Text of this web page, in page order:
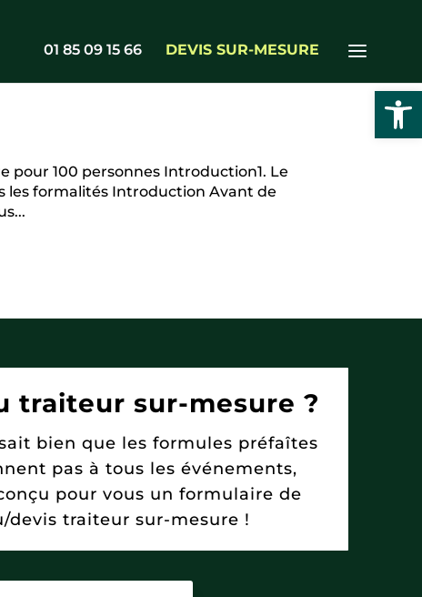
Ouvrir
01 85 09 15 66 DEVIS SUR-MESURE
pour 100 personnes Introduction1. Le
les formalités Introduction Avant de
traiteur sur-mesure ?
bien que les formules préfaîtes
pas à tous les événements,
pour vous un formulaire de
devis traiteur sur-mesure !